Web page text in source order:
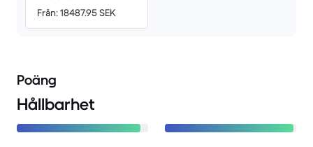
Från: 18487.95 SEK
Poäng
Hållbarhet